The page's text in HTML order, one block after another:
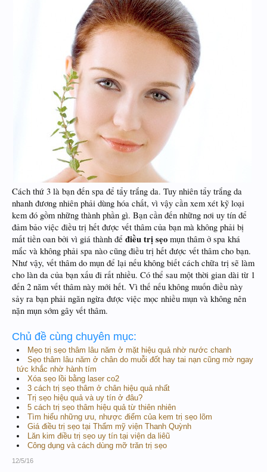
Cách thứ 3 là bạn đến spa để tẩy trắng da. Tuy nhiên tẩy trắng da
nhanh đương nhiên phải dùng hóa chất, vì vậy cần xem xét kỹ loại
kem đó gồm những thành phần gì. Bạn cần đến những nơi uy tín để
đảm bảo việc điều trị hết được vết thâm của bạn mà không phải bị
mất tiền oan bởi vì giá thành để điều trị sẹo mụn thâm ở spa khá
mắc và không phải spa nào cũng điều trị hết được vết thâm cho bạn.
Như vậy, vết thâm do mụn để lại nếu không biết cách chữa trị sẽ làm
cho làn da của bạn xấu đi rất nhiều. Có thể sau một thời gian dài từ 1
đến 2 năm vết thâm này mới hết. Vì thế nếu không muốn điều này
sảy ra bạn phải ngăn ngừa được việc mọc nhiều mụn và không nên
nặn mụn sớm gây vết thâm.
Chủ đề cùng chuyên mục:
Mẹo trị sẹo thâm lâu năm ở mặt hiệu quả nhờ nước chanh
Sẹo thâm lâu năm ở chân do muỗi đốt hay tai nạn cũng mờ ngay
tức khắc nhờ hành tím
Xóa sẹo lồi bằng laser co2
3 cách trị sẹo thâm ở chân hiệu quả nhất
Trị sẹo hiệu quả và uy tín ở đâu?
5 cách trị sẹo thâm hiệu quả từ thiên nhiên
Tìm hiểu những ưu, nhược điểm của kem trị sẹo lõm
Giá điều trị sẹo tại Thẩm mỹ viện Thanh Quỳnh
Lăn kim điều trị sẹo uy tín tại viện da liêũ
Công dụng và cách dùng mỡ trăn trị sẹo
12/5/16